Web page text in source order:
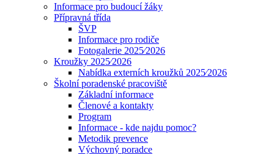
Informace pro budoucí žáky
Přípravná třída
ŠVP
Informace pro rodiče
Fotogalerie 2025⁄2026
Kroužky 2025⁄2026
Nabídka externích kroužků 2025⁄2026
Školní poradenské pracoviště
Základní informace
Členové a kontakty
Program
Informace - kde najdu pomoc?
Metodik prevence
Výchovný poradce